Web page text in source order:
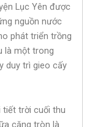
Lục Yên được
nguồn nước
phát triển trồng
là một trong
duy trì gieo cấy
tiết trời cuối thu
căng tròn là